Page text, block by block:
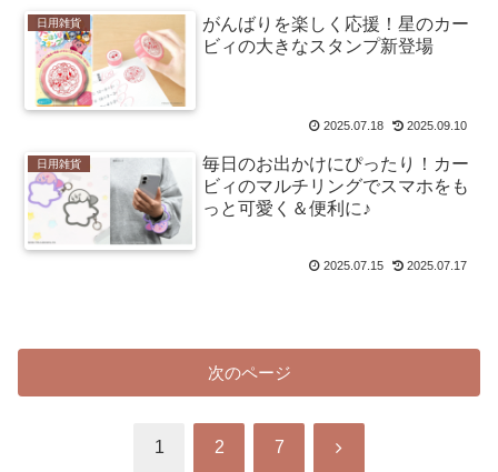
日用雑貨
がんばりを楽しく応援！星のカー
ビィの大きなスタンプ新登場
2025.07.18 2025.09.10
日用雑貨
毎日のお出かけにぴったり！カー
ビィのマルチリングでスマホをも
っと可愛く＆便利に♪
2025.07.15 2025.07.17
次のページ
1 2 7 次